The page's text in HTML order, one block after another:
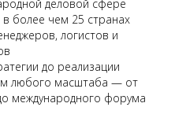
деловой сфере
более чем 25 странах
логистов и
до реализации
любого масштаба — от
международного форума